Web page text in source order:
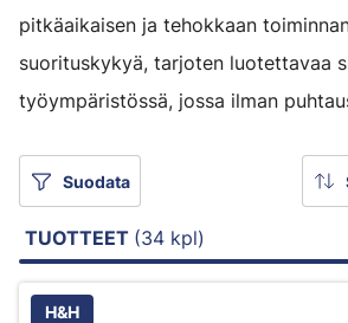
pitkäaikaisen ja tehokkaan
suorituskykyä, tarjoten luotettavaa
työympäristössä, jossa ilman
Suodata
TUOTTEET (34 kpl)
H&H